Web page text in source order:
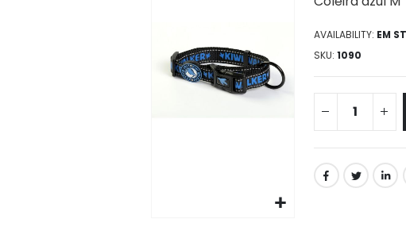
AVAILABILITY: EM
SKU 1090